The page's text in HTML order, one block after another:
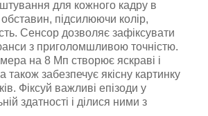
для кожного кадру в
обставин, підсилюючи колір,
Сенсор дозволяє зафіксувати
з приголомшливою точністю.
на 8 Мп створює яскраві і
також забезпечує якісну картинку
Фіксуй важливі епізоди у
здатності і ділися ними з